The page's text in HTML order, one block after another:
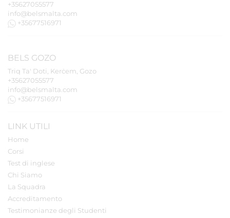
+35627055577
info@belsmalta.com
+35677516971
BELS GOZO
Triq Ta' Doti, Kerċem, Gozo
+35627055577
info@belsmalta.com
+35677516971
LINK UTILI
Home
Corsi
Test di inglese
Chi Siamo
La Squadra
Accreditamento
Testimonianze degli Studenti